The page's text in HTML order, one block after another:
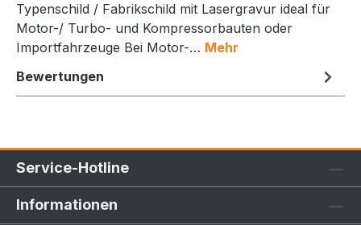
Typenschild / Fabrikschild mit Lasergravur ideal für
Motor-/ Turbo- und Kompressorbauten oder
Importfahrzeuge Bei Motor-… Mehr
Bewertungen
Service-Hotline
Informationen